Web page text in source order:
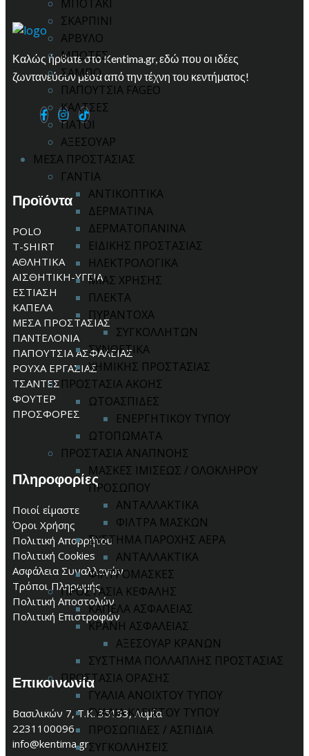
ΜΠΟΤΑΚΙ
ΣΚΑΡΠΙΝΙ
ΑΡΒΥΛΟ
ΜΠΟΤΕΣ
ΣΑΜΠΟ
ΠΑΠΟΥΤΣΙΑ FAGEO
ΚΑΛΤΣΕΣ
ΠΑΤΟΙ
ΑΞΕΣΟΥΑΡ
ΜΕΣΑ ΠΡΟΣΤΑΣΙΑΣ
ΓΑΝΤΙΑ
ΑΝΤΙΚΟΠΤΙΚΑ
ΔΕΡΜΑΤΙΝΑ
ΔΕΡΜΑΤΟΠΑΝΙΝΑ
ΕΙΔΙΚΗΣ ΠΡΟΣΤΑΣΙΑΣ
ΗΛΕΚΤΡΟΛΟΓΙΚΑ
ΜΙΑΣ ΧΡΗΣΗΣ
ΠΛΕΚΤΑ
ΠΥΡΑΝΤΟΧΑ
ΣΥΓΚΟΛΛΗΤΩΝ
ΣΥΝΘΕΤΙΚΑ
ΧΗΜΙΚΗΣ ΠΡΟΣΤΑΣΙΑΣ
ΠΡΟΣΤΑΣΙΑ ΑΚΟΗΣ
ΩΤΟΑΣΠΙΔΕΣ
ΕΝΕΡΓΗΤΙΚΟΥ ΤΥΠΟΥ
ΩΤΟΠΩΜΑΤΑ
ΠΡΟΣΤΑΣΙΑ ΑΝΑΠΝΟΗΣ
ΜΑΣΚΕΣ ΙΜΙΣΕΩΣ / ΟΛΟΚΛΗΡΟΥ
ΠΡΟΣΩΠΟΥ
ΑΝΤΑΛΛΑΚΤΙΚΑ
ΦΙΛΤΡΑ ΜΑΣΚΩΝ
ΣΥΣΤΗΜΑ ΠΑΡΟΧΗΣ ΑΕΡΑ
ΑΝΤΑΛΛΑΚΤΙΚΑ
ΦΙΛΤΡΟΜΑΣΚΕΣ
ΠΡΟΣΤΑΣΙΑ ΚΕΦΑΛΗΣ
ΚΑΠΕΛΑ ΑΣΦΑΛΕΙΑΣ
ΚΡΑΝΗ ΑΣΦΑΛΕΙΑΣ
ΑΞΕΣΟΥΑΡ ΚΡΑΝΩΝ
ΣΥΣΤΗΜΑ ΠΟΛΛΑΠΛΗΣ ΠΡΟΣΤΑΣΙΑΣ
ΠΡΟΣΤΑΣΙΑ ΟΡΑΣΗΣ
ΓΥΑΛΙΑ ΑΝΟΙΧΤΟΥ ΤΥΠΟΥ
ΓΥΑΛΙΑ ΚΛΕΙΣΤΟΥ ΤΥΠΟΥ
ΠΡΟΣΩΠΙΔΕΣ / ΑΣΠΙΔΙΑ
ΣΥΓΚΟΛΛΗΣΕΙΣ
Καλώς ήρθατε στο Kentima.gr, εδώ που οι ιδέες
ζωντανεύουν μέσα από την τέχνη του κεντήματος!
Προϊόντα
POLO
T-SHIRT
ΑΘΛΗΤΙΚΑ
ΑΙΣΘΗΤΙΚΗ-ΥΓΕΙΑ
ΕΣΤΙΑΣΗ
ΚΑΠΕΛΑ
ΜΕΣΑ ΠΡΟΣΤΑΣΙΑΣ
ΠΑΝΤΕΛΟΝΙΑ
ΠΑΠΟΥΤΣΙΑ ΑΣΦΑΛΕΙΑΣ
ΡΟΥΧΑ ΕΡΓΑΣΙΑΣ
ΤΣΑΝΤΕΣ
ΦΟΥΤΕΡ
ΠΡΟΣΦΟΡΕΣ
Πληροφορίες
Ποιοί είμαστε
Όροι Χρήσης
Πολιτική Απορρήτου
Πολιτική Cookies
Ασφάλεια Συναλλαγών
Τρόποι Πληρωμής
Πολιτική Αποστολών
Πολιτική Επιστροφών
Επικοινωνία
Βασιλικών 7, Τ.Κ. 35133, Λαμία
2231100096
info@kentima.gr